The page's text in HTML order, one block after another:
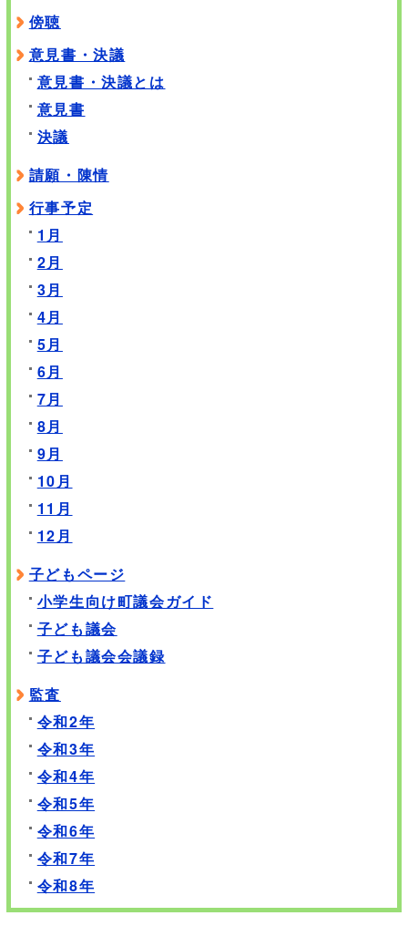
傍聴
意見書・決議
意見書・決議とは
意見書
決議
請願・陳情
行事予定
1月
2月
3月
4月
5月
6月
7月
8月
9月
10月
11月
12月
子どもページ
小学生向け町議会ガイド
子ども議会
子ども議会会議録
監査
令和2年
令和3年
令和4年
令和5年
令和6年
令和7年
令和8年